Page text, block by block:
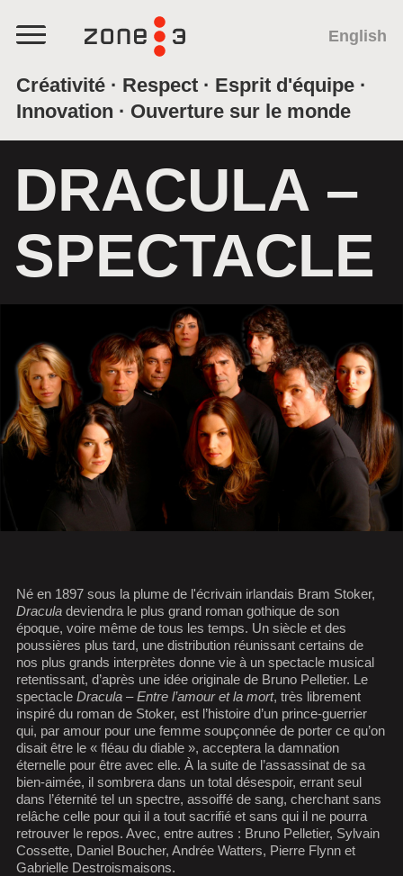
Menu
Créativité · Respect · Esprit d'équipe ·
Innovation · Ouverture sur le monde
English
DRACULA –
SPECTACLE
Né en 1897 sous la plume de l'écrivain irlandais Bram Stoker,
Draculadeviendra le plus grand roman gothique de son
époque, voire même de tous les temps. Un siècle et des
poussières plus tard, une distribution réunissant certains de
nos plus grands interprètes donne vie à un spectacle musical
retentissant, d’après une idée originale de Bruno Pelletier. Le
spectacle Dracula – Entre l’amour et la mort, très librement
inspiré du roman de Stoker, est l’histoire d’un prince-guerrier
qui, par amour pour une femme soupçonnée de porter ce qu’on
disait être le « fléau du diable », acceptera la damnation
éternelle pour être avec elle. À la suite de l’assassinat de sa
bien-aimée, il sombrera dans un total désespoir, errant seul
dans l’éternité tel un spectre, assoiffé de sang, cherchant sans
relâche celle pour qui il a tout sacrifié et sans qui il ne pourra
retrouver le repos. Avec, entre autres : Bruno Pelletier, Sylvain
Cossette, Daniel Boucher, Andrée Watters, Pierre Flynn et
Gabrielle Destroismaisons.